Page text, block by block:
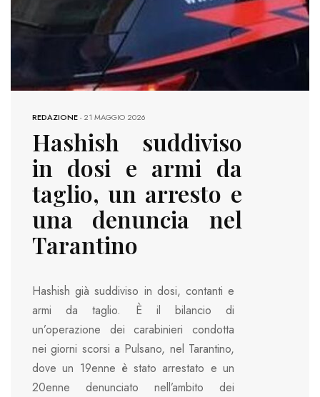
REDAZIONE-21 MAGGIO 2026
Hashish suddiviso
in dosi e armi da
taglio, un arresto e
una denuncia nel
Tarantino
Hashish già suddiviso in dosi, contanti e
armi da taglio. È il bilancio di
un’operazione dei carabinieri condotta
nei giorni scorsi a Pulsano, nel Tarantino,
dove un 19enne è stato arrestato e un
20enne denunciato nell’ambito dei